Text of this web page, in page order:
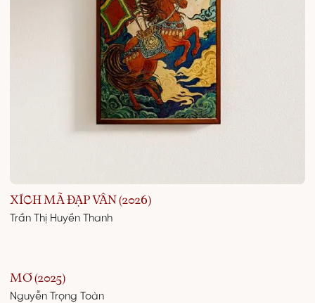
XÍCH MÃ ĐẠP VÂN (2026)
Trần Thị Huyền Thanh
MƠ (2025)
Nguyễn Trọng Toàn